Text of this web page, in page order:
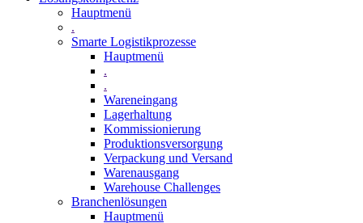
Hauptmenü
.
Smarte Logistikprozesse
Hauptmenü
.
.
Wareneingang
Lagerhaltung
Kommissionierung
Produktionsversorgung
Verpackung und Versand
Warenausgang
Warehouse Challenges
Branchenlösungen
Hauptmenü